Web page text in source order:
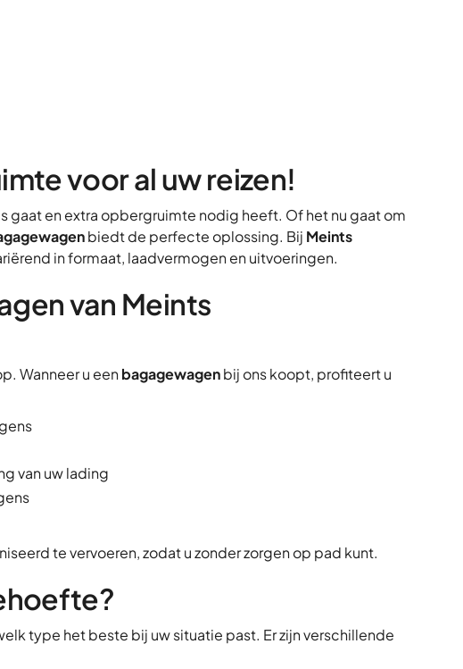
voor al uw reizen!
gaat en extra opbergruimte nodig heeft. Of het nu gaat om
biedt de perfecte oplossing. Bij Meints
in formaat, laadvermogen en uitvoeringen.
van Meints
Wanneer u eenbagagewagenbij ons koopt, profiteert u
van uw lading
te vervoeren, zodat u zonder zorgen op pad kunt.
type het beste bij uw situatie past. Er zijn verschillende